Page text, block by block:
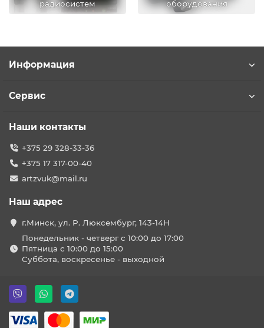
радиосистем
оборудования
Информация
Сервис
Наши контакты
+375 29 328-33-36
+375 17 317-00-40
artzvuk@mail.ru
Наш адрес
г.Минск, ул. Р. Люксембург, 143-14Н
Понедельник - четверг с 10:00 до 17:00
Пятница с 10:00 до 15:00
Суббота, воскресенье - выходной